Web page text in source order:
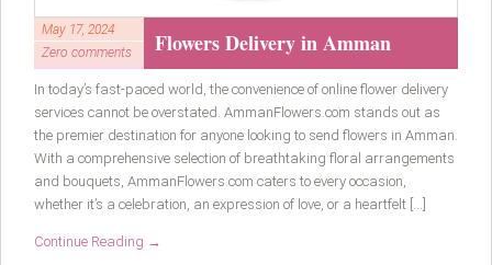
May 17, 2024
Zero comments
Flowers Delivery in Amman
In today’s fast-paced world, the convenience of online flower delivery
services cannot be overstated. AmmanFlowers.com stands out as
the premier destination for anyone looking to send flowers in Amman.
With a comprehensive selection of breathtaking floral arrangements
and bouquets, AmmanFlowers.com caters to every occasion,
whether it’s a celebration, an expression of love, or a heartfelt […]
Continue Reading →